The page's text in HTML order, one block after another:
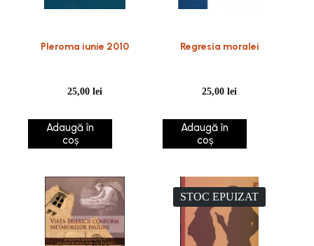
Pleroma iunie 2010
25,00lei
Adaugă în
coș
Regresia moralei
25,00lei
Adaugă în
coș
STOC EPUIZAT